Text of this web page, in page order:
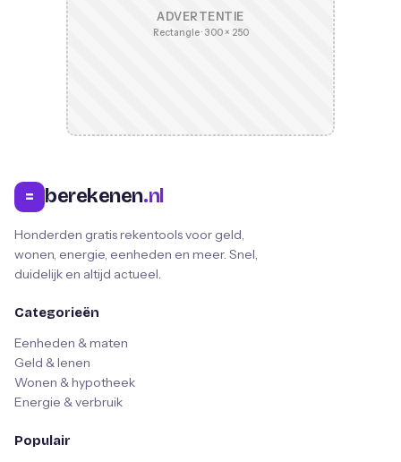
ADVERTENTIE
Rectangle · 300 × 250
= berekenen.nl
Honderden gratis rekentools voor geld,
wonen, energie, eenheden en meer. Snel,
duidelijk en altijd actueel.
Categorieën
Eenheden & maten
Geld & lenen
Wonen & hypotheek
Energie & verbruik
Populair